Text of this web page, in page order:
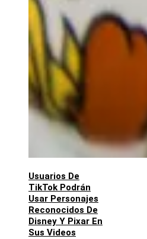
Usuarios De
TikTok Podrán
Usar Personajes
Reconocidos De
Disney Y Pixar En
Sus Videos